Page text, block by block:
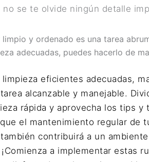
no se te olvide ningún detalle
eficientes adecuadas,
alcanzable y manejable.
rápida y aprovecha los tips y
el mantenimiento regular de
contribuirá a un
a implementar estas